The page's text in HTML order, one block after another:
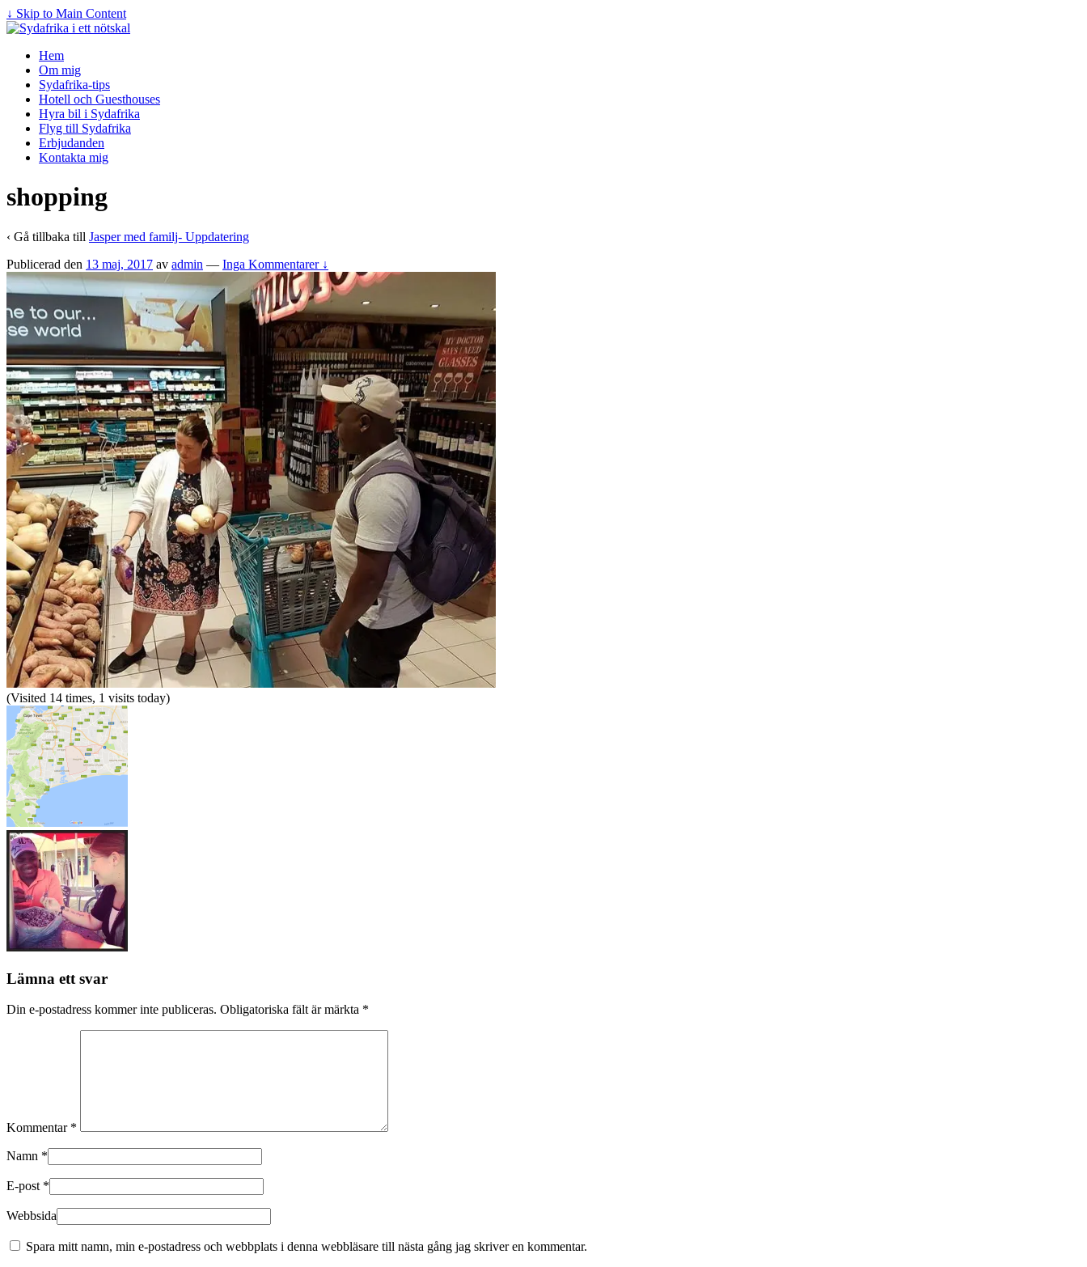
↓ Skip to Main Content
Hem
Om mig
Sydafrika-tips
Hotell och Guesthouses
Hyra bil i Sydafrika
Flyg till Sydafrika
Erbjudanden
Kontakta mig
shopping
‹ Gå tillbaka till Jasper med familj- Uppdatering
Publicerad den 13 maj, 2017 av admin — Inga Kommentarer ↓
(Visited 14 times, 1 visits today)
Lämna ett svar
Din e-postadress kommer inte publiceras. Obligatoriska fält är märkta *
Kommentar *
Namn *
E-post *
Webbsida
Spara mitt namn, min e-postadress och webbplats i denna webbläsare till nästa gång jag skriver en kommentar.